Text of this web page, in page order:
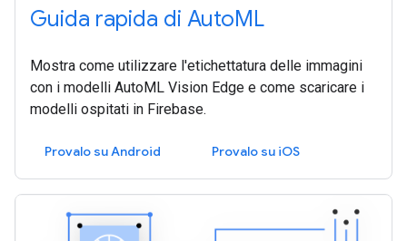
Guida rapida di AutoML
Mostra come utilizzare l'etichettatura delle immagini
con i modelli AutoML Vision Edge e come scaricare i
modelli ospitati in Firebase.
Provalo su Android Provalo su iOS